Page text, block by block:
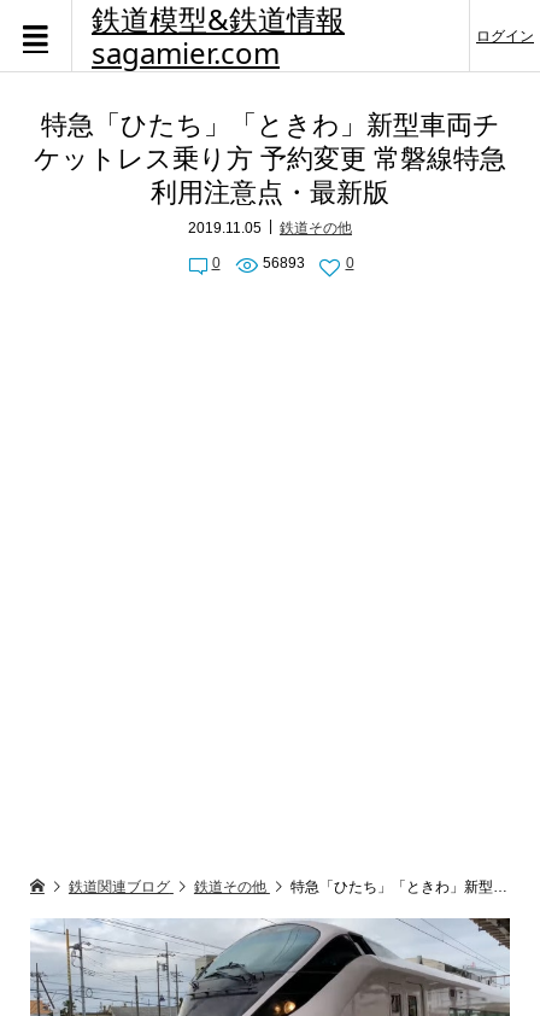
鉄道模型&鉄道情報
sagamier.com
ログイン
特急「ひたち」「ときわ」新型車両チ
ケットレス乗り方 予約変更 常磐線特急
利用注意点・最新版
2019.11.05 鉄道その他
0 56893 0
鉄道関連ブログ 鉄道その他 特急「ひたち」「ときわ」新型車両チケットレス乗り方 予約変更 常磐線特急利用注意点・最新版